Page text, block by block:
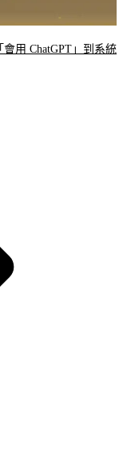
用 ChatGPT」到系統